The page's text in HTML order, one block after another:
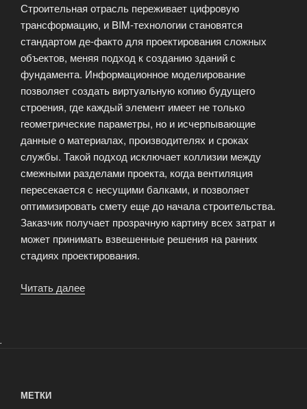
влюбитесь
в
стиль»
Строительная отрасль переживает цифровую
трансформацию, и BIM-технологии становятся
стандартом де-факто для проектирования сложных
объектов, меняя подход к созданию зданий с
фундамента. Информационное моделирование
позволяет создать виртуальную копию будущего
строения, где каждый элемент имеет не только
геометрические параметры, но и исчерпывающие
данные о материалах, производителях и сроках
службы. Такой подход исключает коллизии между
смежными разделами проекта, когда вентиляция
пересекается с несущими балками, и позволяет
оптимизировать смету еще до начала строительства.
Заказчик получает прозрачную картину всех затрат и
может принимать взвешенные решения на ранних
стадиях проектирования.
Читать далее
.
МЕТКИ